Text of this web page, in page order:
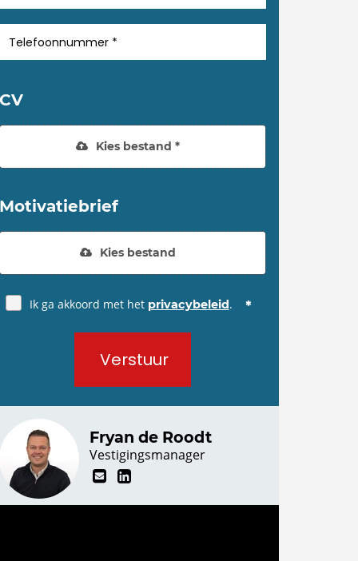
Fryan de Roodt
Vestigingsmanager
CV
Kies bestand *
Motivatiebrief
Kies bestand
Ik ga akkoord met het privacybeleid.
Verstuur